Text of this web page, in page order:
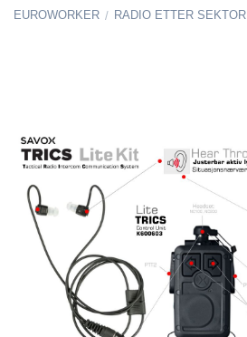
EUROWORKER / RADIO ETTER SEKTOR